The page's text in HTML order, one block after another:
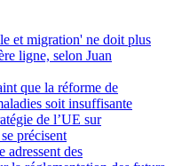
et migration' ne doit plus
ligne, selon Juan
que la réforme de
soit insuffisante
de l’UE sur
précisent
adressent des